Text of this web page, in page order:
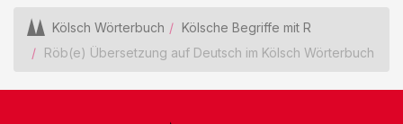
Kölsch Wörterbuch
Kölsche Begriffe mit R
Röb(e) Übersetzung auf Deutsch im Kölsch Wörterbuch